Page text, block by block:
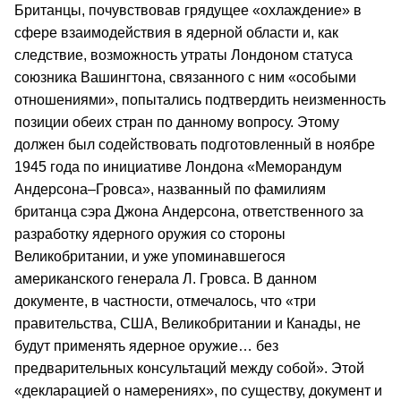
Британцы, почувствовав грядущее «охлаждение» в
сфере взаимодействия в ядерной области и, как
следствие, возможность утраты Лондоном статуса
союзника Вашингтона, связанного с ним «особыми
отношениями», попытались подтвердить неизменность
позиции обеих стран по данному вопросу. Этому
должен был содействовать подготовленный в ноябре
1945 года по инициативе Лондона «Меморандум
Андерсона–Гровса», названный по фамилиям
британца сэра Джона Андерсона, ответственного за
разработку ядерного оружия со стороны
Великобритании, и уже упоминавшегося
американского генерала Л. Гровса. В данном
документе, в частности, отмечалось, что «три
правительства, США, Великобритании и Канады, не
будут применять ядерное оружие… без
предварительных консультаций между собой». Этой
«декларацией о намерениях», по существу, документ и